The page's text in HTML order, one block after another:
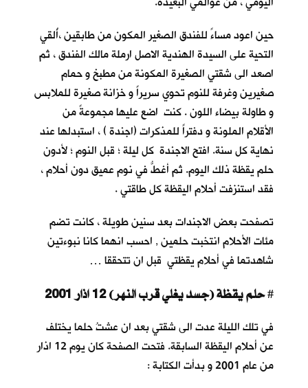
حين اعود مساءً للفندق الصغير المكون من طابقين ،أُلقي
التحية على السيدة الهندية الاصل ارملة مالك الفندق ، ثم
اصعد الى شقتي الصغيرة المكونة من مطبخ و حمام
صغيرين وغرفة للنوم تحوي سريراً و خزانة صغيرة للملابس
و طاولة بيضاء اللون . كنت اضع عليها مجموعةً من
الأقلام الملونة و دفتراً للمذكرات (اجندة ) ، استبدلها عند
نهاية كل سنة. افتح الاجندة كل ليلة ؛ قبل النوم ؛ لأدون
حلم يقظة ذلك اليوم. ثم أغطُّ في نوم عميق دون أحلام ،
فقد استنزفت أحلام اليقظة كل طاقتي .
تصفحت بعض الاجندات بعد سنين طويلة ، كانت تضم
مئات الأحلام انتخبت حلمين , احسب انهما كانا نبوءتين
شاهدتما في أحلام يقظتي قبل ان تتحققا …
#حلم يقظة (جسد يغلي قرب النهر) 12 اذار 2001
في تلك الليلة عدت الى شقتي بعد ان عشتُ حلما يختلف
عن أحلام اليقظة السابقة. فتحت الصفحة كان يوم 12 اذار
من عام 2001 و بدأت الكتابة :